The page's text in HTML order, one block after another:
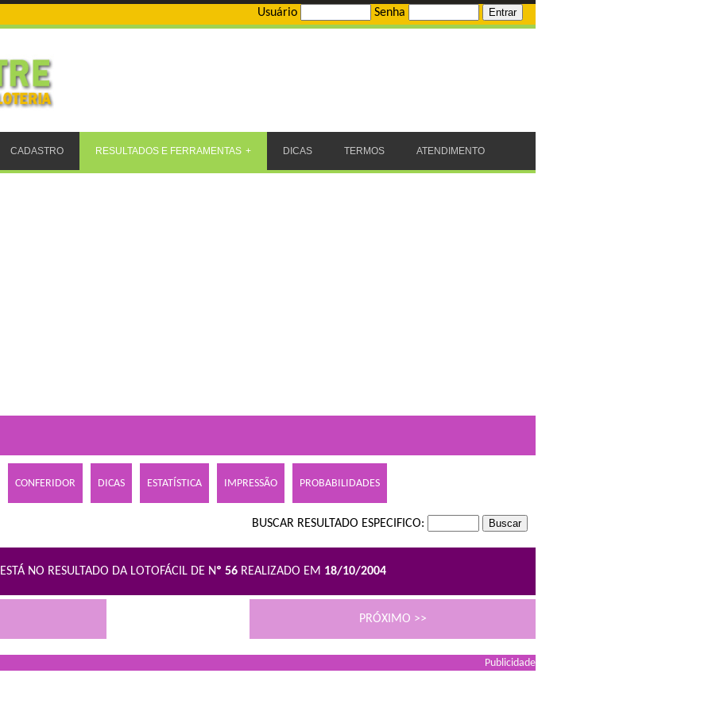
Usuário Senha
CADASTRO RESULTADOS E FERRAMENTAS DICAS TERMOS ATENDIMENTO
CONFERIDOR DICAS ESTATÍSTICA IMPRESSÃO PROBABILIDADES
BUSCAR RESULTADO ESPECIFICO:
NO RESULTADO DA LOTOFÁCIL DE Nº 56 REALIZADO EM 18/10/2004
PRÓXIMO >>
Publicidade